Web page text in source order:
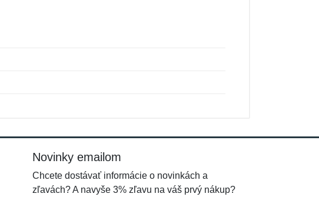
Novinky emailom
Chcete dostávať informácie o novinkách a
zľavách? A navyše 3% zľavu na váš prvý nákup?